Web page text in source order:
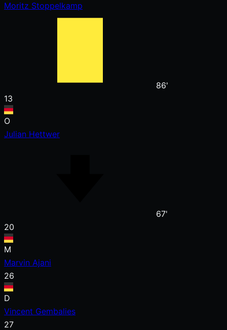
Moritz Stoppelkamp
86'
13
O
Julian Hettwer
67'
20
M
Marvin Ajani
26
D
Vincent Gembalies
27